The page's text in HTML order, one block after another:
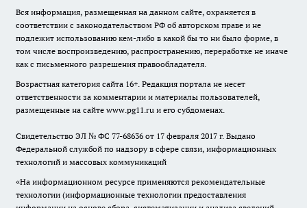
Вся информация, размещенная на данном сайте, охраняется в
соответствии с законодательством РФ об авторском праве и не
подлежит использованию кем-либо в какой бы то ни было форме, в
том числе воспроизведению, распространению, переработке не иначе
как с письменного разрешения правообладателя.
Возрастная категория сайта 16+. Редакция портала не несет
ответственности за комментарии и материалы пользователей,
размещенные на сайте www.pg11.ru и его субдоменах.
Свидетельство ЭЛ № ФС 77-68636 от 17 февраля 2017 г. Выдано
Федеральной службой по надзору в сфере связи, информационных
технологий и массовых коммуникаций
«На информационном ресурсе применяются рекомендательные
технологии (информационные технологии предоставления